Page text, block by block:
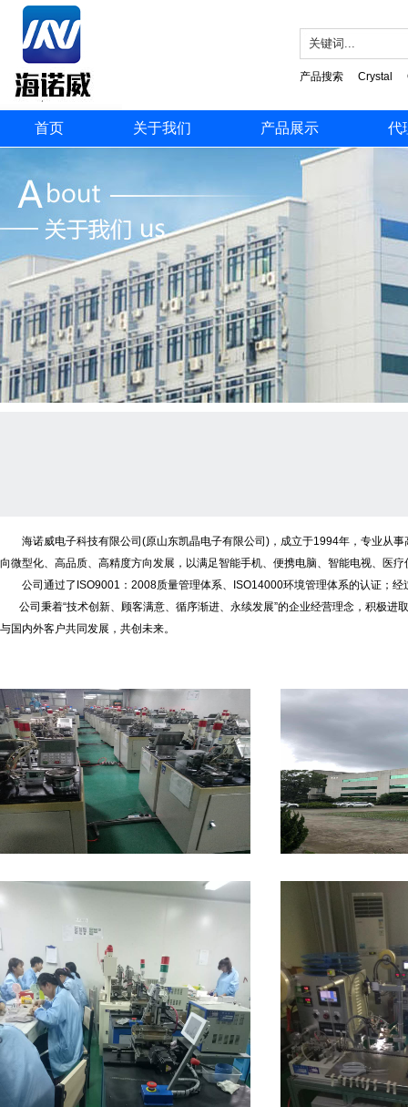
产品搜索 Crystal
首页 关于我们 产品展示 代
海诺威电子科技有限公司(原山东凯晶电子有限公司)，成立于1994年，专业从事
向微型化、高品质、高精度方向发展，以满足智能手机、便携电脑、智能电视、医
公司通过了ISO9001：2008质量管理体系、ISO14000环境管理体系的认证；经
公司秉着“技术创新、顾客满意、循序渐进、永续发展”的企业经营理念，积极进
与国内外客户共同发展，共创未来。